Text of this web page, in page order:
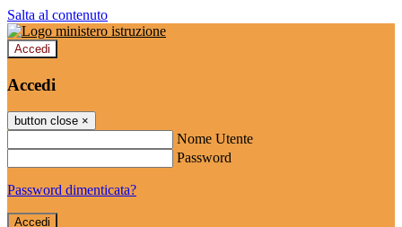
Salta al contenuto
Accedi
Accedi
button close ×
Nome Utente
Password
Password dimenticata?